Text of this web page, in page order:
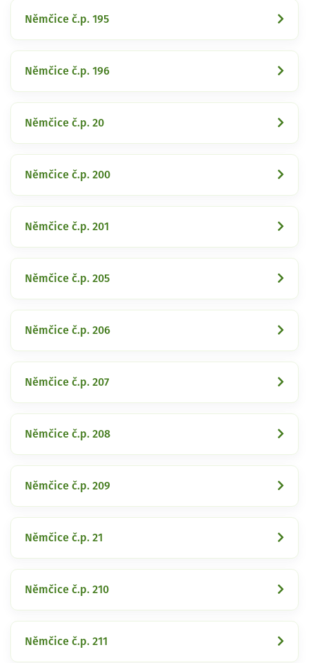
Němčice č.p. 195
Němčice č.p. 196
Němčice č.p. 20
Němčice č.p. 200
Němčice č.p. 201
Němčice č.p. 205
Němčice č.p. 206
Němčice č.p. 207
Němčice č.p. 208
Němčice č.p. 209
Němčice č.p. 21
Němčice č.p. 210
Němčice č.p. 211